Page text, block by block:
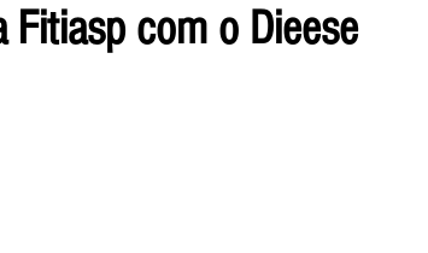
Fitiasp com o Dieese